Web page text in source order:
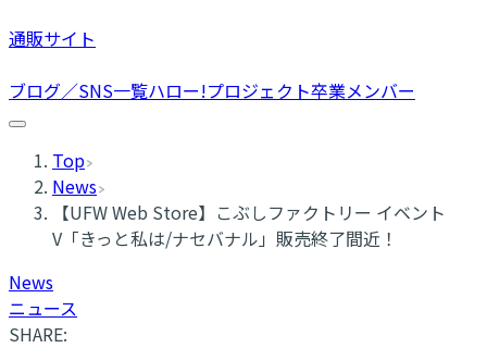
通販サイト
ブログ／SNS一覧ハロー!プロジェクト卒業メンバー
Top
News
【UFW Web Store】こぶしファクトリー イベント
V「きっと私は/ナセバナル」販売終了間近！
News
ニュース
SHARE: